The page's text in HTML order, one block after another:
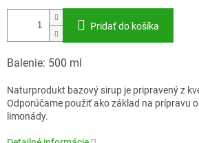
Pridať do košíka
Balenie: 500 ml
Naturprodukt bazový sirup je pripravený z
Odporúčame použiť ako základ na prípravu
limonády.